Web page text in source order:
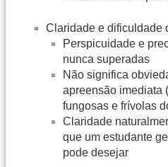
Claridade e dificuldade
Perspicuidade e
nunca superadas
Não significa
apreensão imediata
fungosas e frívolas
Claridade
que um estudante
pode desejar